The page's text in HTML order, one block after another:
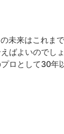
未来はこれま
ばよいのでし
として30年